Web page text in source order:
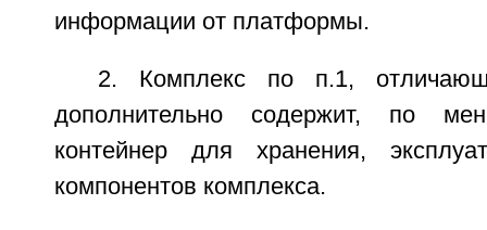
информации от платформы.
2. Комплекс по п.1,
дополнительно содержит, по
контейнер для хранения,
компонентов комплекса.